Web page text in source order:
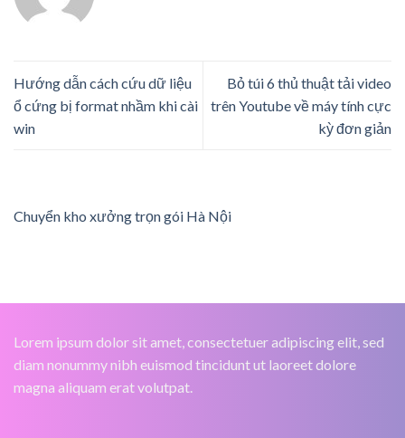
Hướng dẫn cách cứu dữ liệu
ổ cứng bị format nhầm khi cài
win
Bỏ túi 6 thủ thuật tải video
trên Youtube về máy tính cực
kỳ đơn giản
Chuyển kho xưởng trọn gói Hà Nội
Lorem ipsum dolor sit amet, consectetuer adipiscing elit, sed
diam nonummy nibh euismod tincidunt ut laoreet dolore
magna aliquam erat volutpat.